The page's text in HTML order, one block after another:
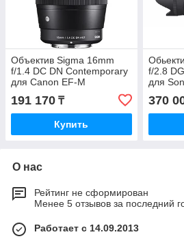
Объектив Sigma 16mm
f/1.4 DC DN Contemporary
для Canon EF-M
191 170 ₸
Купить
f/2.8
для
370
О нас
Рейтинг не сформирован
Менее 5 отзывов за последний
Работает с 14.09.2013